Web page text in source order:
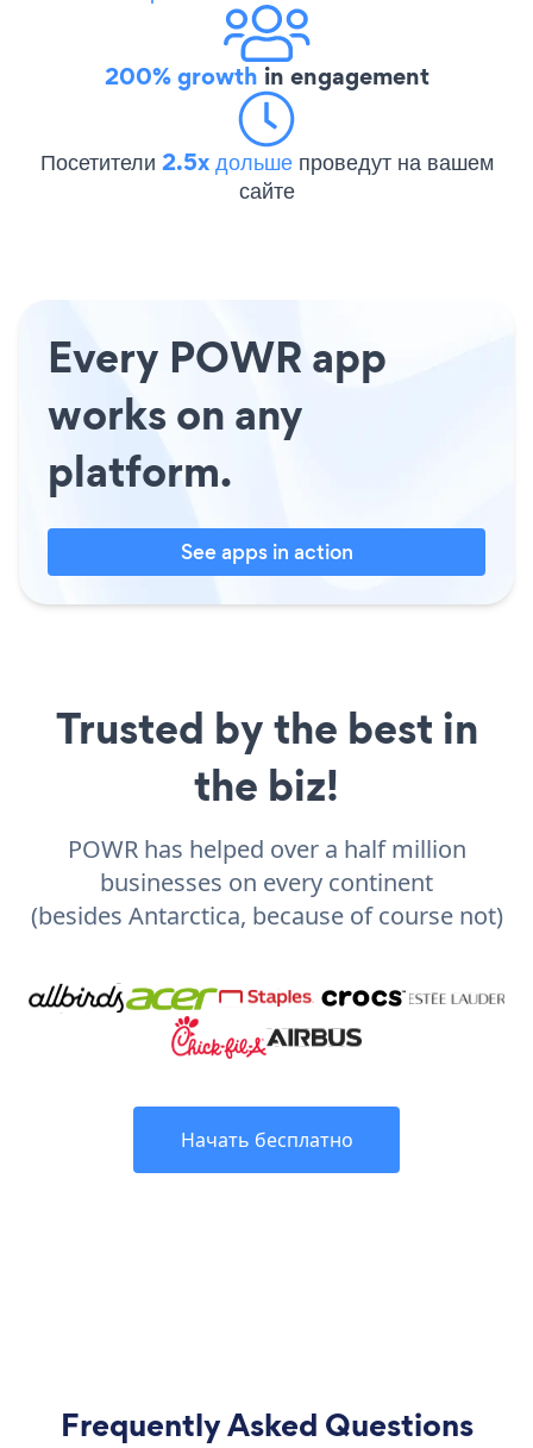
200% growth in engagement
Посетители 2.5x дольше проведут на вашем
сайте
Every POWR app
works on any
platform.
See apps in action
Trusted by the best in
the biz!
POWR has helped over a half million
businesses on every continent
(besides Antarctica, because of course not)
Начать бесплатно
Frequently Asked Questions